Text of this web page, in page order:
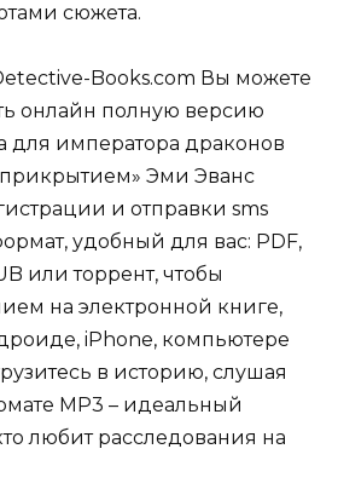
сюжета.
Books.com Вы можете
онлайн полную версию
для императора драконов
Эми Эванс
и отправки sms
удобный для вас: PDF,
или торрент, чтобы
на электронной книге,
iPhone, компьютере
в историю, слушая
MP3 – идеальный
любит расследования на